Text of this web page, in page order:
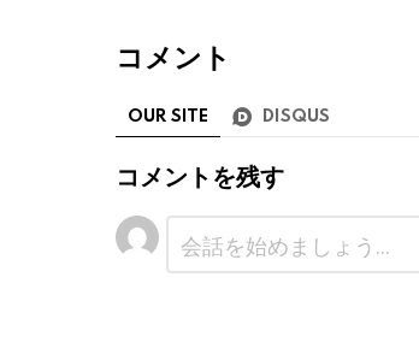
コメント
OUR SITE DISQUS
コメントを残す